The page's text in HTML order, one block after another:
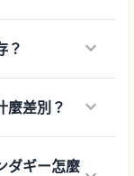
？ keyboard_arrow_down
麼差別？ keyboard_arrow_down
ダギー怎麼